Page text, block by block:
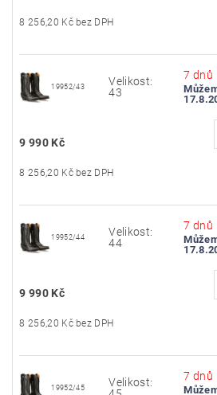
8 256,20 Kč bez DPH
19952/43
Velikost:
43
7 dnů
9 990 Kč
8 256,20 Kč bez DPH
19952/44
Velikost:
44
7 dnů
9 990 Kč
8 256,20 Kč bez DPH
19952/45
Velikost:
7 dnů